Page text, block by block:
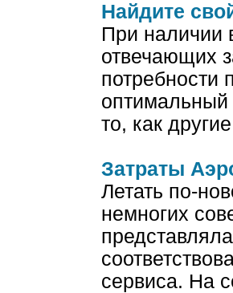
Найдите
При наличии
отвечающих
потребности
оптимальный
то, как
Затраты
Летать по-
немногих
сервиса. На